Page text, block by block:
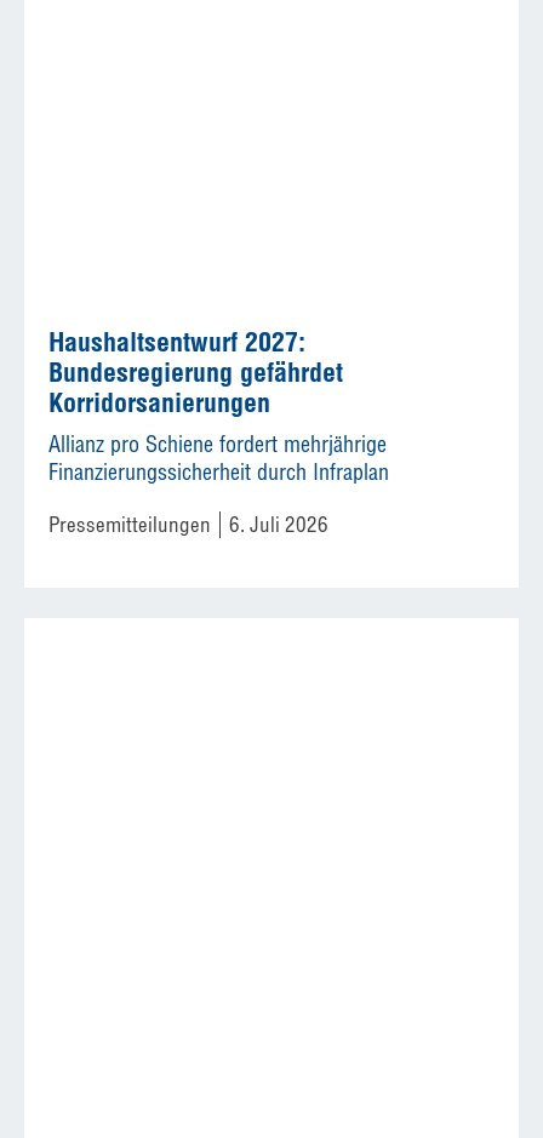
Haushaltsentwurf 2027:
Bundesregierung gefährdet
Korridorsanierungen
Allianz pro Schiene fordert mehrjährige
Finanzierungssicherheit durch Infraplan
Pressemitteilungen 6. Juli 2026